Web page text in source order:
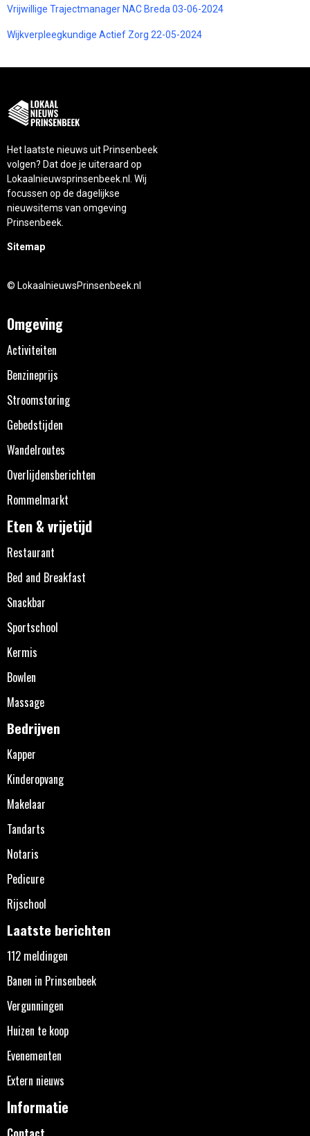
Vrijwillige Trajectmanager NAC Breda 03-06-2024
Wijkverpleegkundige Actief Zorg 22-05-2024
Het laatste nieuws uit Prinsenbeek
volgen? Dat doe je uiteraard op
Lokaalnieuwsprinsenbeek.nl. Wij
focussen op de dagelijkse
nieuwsitems van omgeving
Prinsenbeek.
Sitemap
© LokaalnieuwsPrinsenbeek.nl
Omgeving
Activiteiten
Benzineprijs
Stroomstoring
Gebedstijden
Wandelroutes
Overlijdensberichten
Rommelmarkt
Eten & vrijetijd
Restaurant
Bed and Breakfast
Snackbar
Sportschool
Kermis
Bowlen
Massage
Bedrijven
Kapper
Kinderopvang
Makelaar
Tandarts
Notaris
Pedicure
Rijschool
Laatste berichten
112 meldingen
Banen in Prinsenbeek
Vergunningen
Huizen te koop
Evenementen
Extern nieuws
Informatie